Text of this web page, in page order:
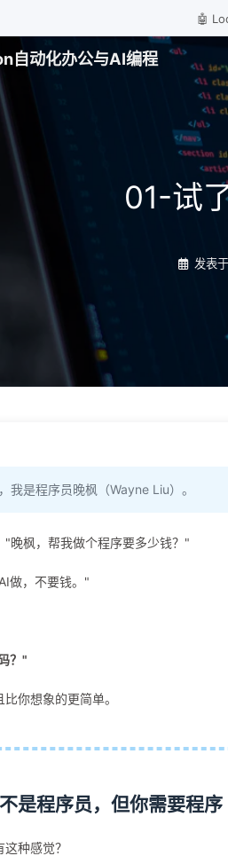
🤖
自动化办公与AI编程
01-试
发表于
我是程序员晚枫（Wayne Liu）。
"晚枫，帮我做个程序要多少钱？"
做，不要钱。"
？"
你想象的更简单。
是程序员，但你需要程序
种感觉？